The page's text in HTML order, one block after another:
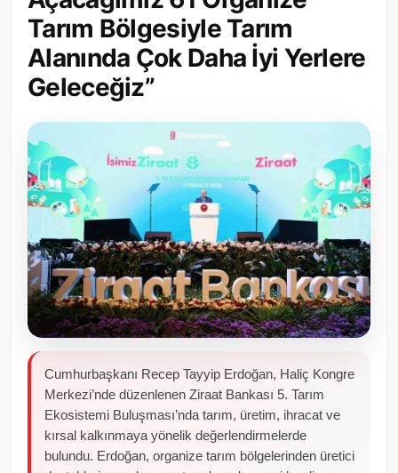
Toplum ve Yaşam
Sivil Toplum Kuruluşları
Kamu Kurumları ve Üst Kurullar
Resmi Reklamlar
Tarım Bölgesiyle Tarım
Alanında Çok Daha İyi Yerlere
Geleceğiz”
Cumhurbaşkanı Recep Tayyip Erdoğan, Haliç Kongre
Merkezi’nde düzenlenen Ziraat Bankası 5. Tarım
Ekosistemi Buluşması’nda tarım, üretim, ihracat ve
kırsal kalkınmaya yönelik değerlendirmelerde
bulundu. Erdoğan, organize tarım bölgelerinden üretici